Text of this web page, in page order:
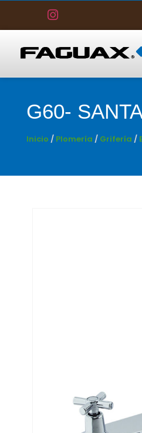
G60-
Inicio / Plomería / Grifería /